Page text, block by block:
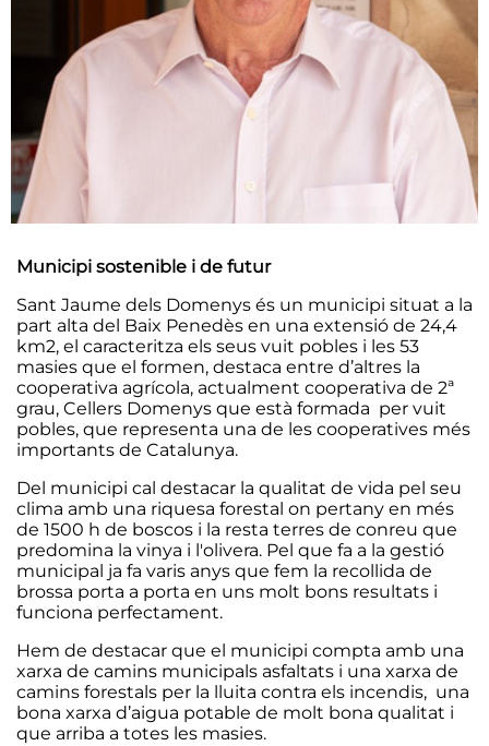
Municipi sostenible i de futur
Sant Jaume dels Domenys és un municipi situat a la
part alta del Baix Penedès en una extensió de 24,4
km2, el caracteritza els seus vuit pobles i les 53
masies que el formen, destaca entre d’altres la
cooperativa agrícola, actualment cooperativa de 2ª
grau, Cellers Domenys que està formada per vuit
pobles, que representa una de les cooperatives més
importants de Catalunya.
Del municipi cal destacar la qualitat de vida pel seu
clima amb una riquesa forestal on pertany en més
de 1500 h de boscos i la resta terres de conreu que
predomina la vinya i l'olivera. Pel que fa a la gestió
municipal ja fa varis anys que fem la recollida de
brossa porta a porta en uns molt bons resultats i
funciona perfectament.
Hem de destacar que el municipi compta amb una
xarxa de camins municipals asfaltats i una xarxa de
camins forestals per la lluita contra els incendis, una
bona xarxa d’aigua potable de molt bona qualitat i
que arriba a totes les masies.